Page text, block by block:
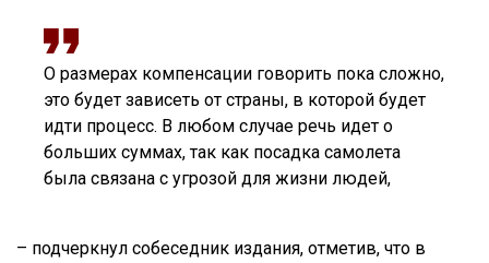
О размерах компенсации говорить пока сложно,
это будет зависеть от страны, в которой будет
идти процесс. В любом случае речь идет о
больших суммах, так как посадка самолета
была связана с угрозой для жизни людей,
– подчеркнул собеседник издания, отметив, что в